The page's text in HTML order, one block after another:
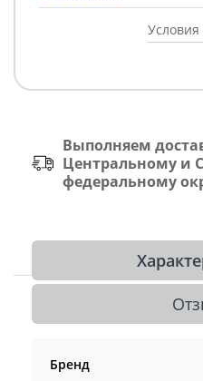
Условия
Выполняем
Центральному и
федеральному
Бренд